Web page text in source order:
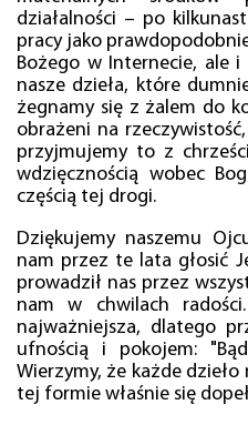
działalności – po
pracy jako
Bożego w Internecie, ale
nasze dzieła, które
żegnamy się z żalem do
obrażeni na
przyjmujemy to z
wdzięcznością wobec
częścią tej drogi.
Dziękujemy naszemu
nam przez te lata głosić
prowadził nas przez
nam w chwilach
najważniejsza, dlatego
ufnością i pokojem:
Wierzymy, że każde
tej formie właśnie się